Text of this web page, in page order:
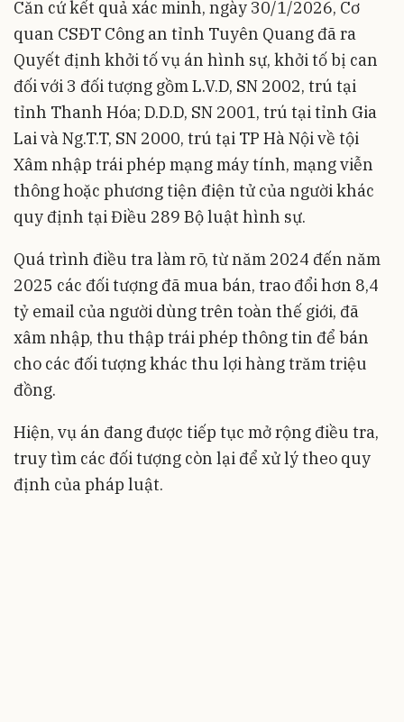
Căn cứ kết quả xác minh, ngày 30/1/2026, Cơ
quan CSĐT Công an tỉnh Tuyên Quang đã ra
Quyết định khởi tố vụ án hình sự, khởi tố bị can
đối với 3 đối tượng gồm L.V.D, SN 2002, trú tại
tỉnh Thanh Hóa; D.D.D, SN 2001, trú tại tỉnh Gia
Lai và Ng.T.T, SN 2000, trú tại TP Hà Nội về tội
Xâm nhập trái phép mạng máy tính, mạng viễn
thông hoặc phương tiện điện tử của người khác
quy định tại Điều 289 Bộ luật hình sự.
Quá trình điều tra làm rõ, từ năm 2024 đến năm
2025 các đối tượng đã mua bán, trao đổi hơn 8,4
tỷ email của người dùng trên toàn thế giới, đã
xâm nhập, thu thập trái phép thông tin để bán
cho các đối tượng khác thu lợi hàng trăm triệu
đồng.
Hiện, vụ án đang được tiếp tục mở rộng điều tra,
truy tìm các đối tượng còn lại để xử lý theo quy
định của pháp luật.